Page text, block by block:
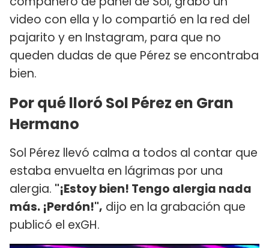
video con ella y lo compartió en la red del
pajarito y en Instagram, para que no
queden dudas de que Pérez se encontraba
bien.
Por qué lloró Sol Pérez en Gran
Hermano
Sol Pérez llevó calma a todos al contar que
estaba envuelta en lágrimas por una
alergia. "¡Estoy bien! Tengo alergia nada
más. ¡Perdón!", dijo en la grabación que
publicó el exGH.